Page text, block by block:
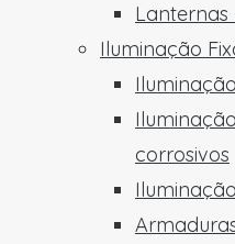
Lanternas
Iluminação
corrosivos